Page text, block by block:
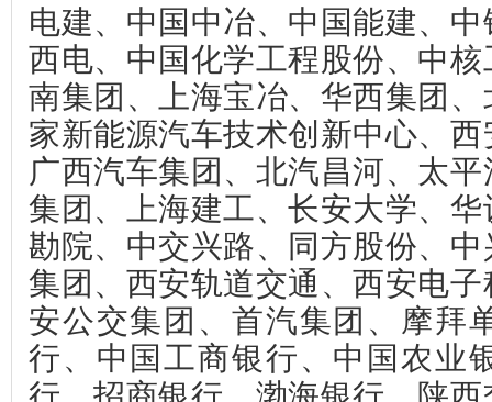
电建、中国中冶、中国能建、
西电、中国化学工程股份、中
南集团、上海宝冶、华西集团
家新能源汽车技术创新中心、
广西汽车集团、北汽昌河、太
集团、上海建工、长安大学、
勘院、中交兴路、同方股份、
集团、西安轨道交通、西安电
安公交集团、首汽集团、摩拜
行、中国工商银行、中国农业